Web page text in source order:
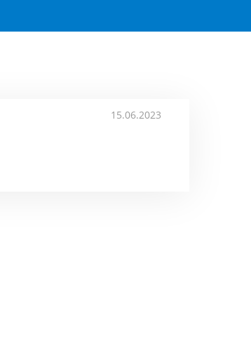
15.06.2023